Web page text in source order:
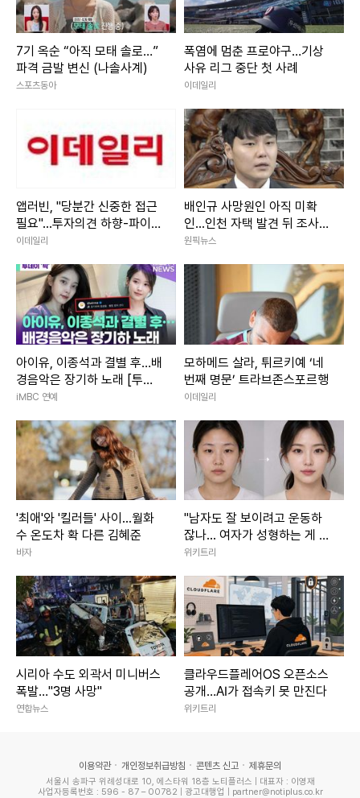
7기 옥순 “아직 모태 솔로…”
파격 금발 변신 (나솔사계)
스포츠동아
폭염에 멈춘 프로야구…기상
사유 리그 중단 첫 사례
이데일리
앱러빈, "당분간 신중한 접근
필요"...투자의견 하향-파이퍼
샌들러
이데일리
배인규 사망원인 아직 미확
인...인천 자택 발견 뒤 조사
진행
원픽뉴스
아이유, 이종석과 결별 후…배
경음악은 장기하 노래 [투데
이픽]
iMBC 연예
모하메드 살라, 튀르키예 ‘네
번째 명문’ 트라브존스포르행
이데일리
'최애'와 '킬러들' 사이...월화
수 온도차 확 다른 김혜준
바자
"남자도 잘 보이려고 운동하
잖나... 여자가 성형하는 게 대
체 왜 문제냐"
위키트리
시리아 수도 외곽서 미니버스
폭발…"3명 사망"
연합뉴스
클라우드플레어OS 오픈소스
공개…AI가 접속키 못 만진다
위키트리
이용약관 개인정보취급방침 콘텐츠 신고 제휴문의
서울시 송파구 위례성대로 10, 에스타워 18층 노티플러스 | 대표자 : 이영재
사업자등록번호 : 596 - 87 – 00782 | 광고대행업 | partner@notiplus.co.kr